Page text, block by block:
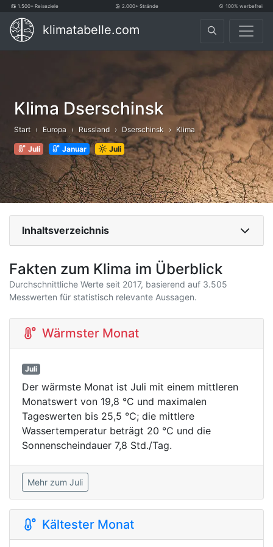
1.500+ Reiseziele 2.000+ Strände 100% werbefrei
klimatabelle.com
Klima Dserschinsk
Start Europa Russland Dserschinsk Klima
Juli Januar Juli
Inhaltsverzeichnis
Fakten zum Klima im Überblick
Durchschnittliche Werte seit 2017, basierend auf 3.505
Messwerten für statistisch relevante Aussagen.
Wärmster Monat
Juli
Der wärmste Monat ist Juli mit einem mittleren
Monatswert von 19,8 °C und maximalen
Tageswerten bis 25,5 °C; die mittlere
Wassertemperatur beträgt 20 °C und die
Sonnenscheindauer 7,8 Std./Tag.
Mehr zum Juli
Kältester Monat